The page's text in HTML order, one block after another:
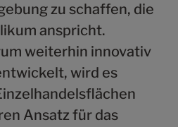
zu schaffen, die
anspricht.
weiterhin innovativ
wird es
Ansatz für das